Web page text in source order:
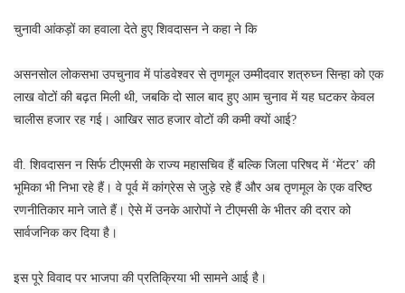
चुनावी आंकड़ों का हवाला देते हुए शिवदासन ने कहा ने कि
असनसोल लोकसभा उपचुनाव में पांडवेश्वर से तृणमूल उम्मीदवार शत्रुघ्न सिन्हा को एक
लाख वोटों की बढ़त मिली थी, जबकि दो साल बाद हुए आम चुनाव में यह घटकर केवल
चालीस हजार रह गई। आखिर साठ हजार वोटों की कमी क्यों आई?
वी. शिवदासन न सिर्फ टीएमसी के राज्य महासचिव हैं बल्कि जिला परिषद में ‘मेंटर’ की
भूमिका भी निभा रहे हैं। वे पूर्व में कांग्रेस से जुड़े रहे हैं और अब तृणमूल के एक वरिष्ठ
रणनीतिकार माने जाते हैं। ऐसे में उनके आरोपों ने टीएमसी के भीतर की दरार को
सार्वजनिक कर दिया है।
इस पूरे विवाद पर भाजपा की प्रतिक्रिया भी सामने आई है।